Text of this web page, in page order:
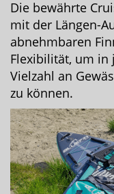
Die bewährte
mit der Längen-
abnehmbaren
Flexibilität, um in
Vielzahl an
zu können.